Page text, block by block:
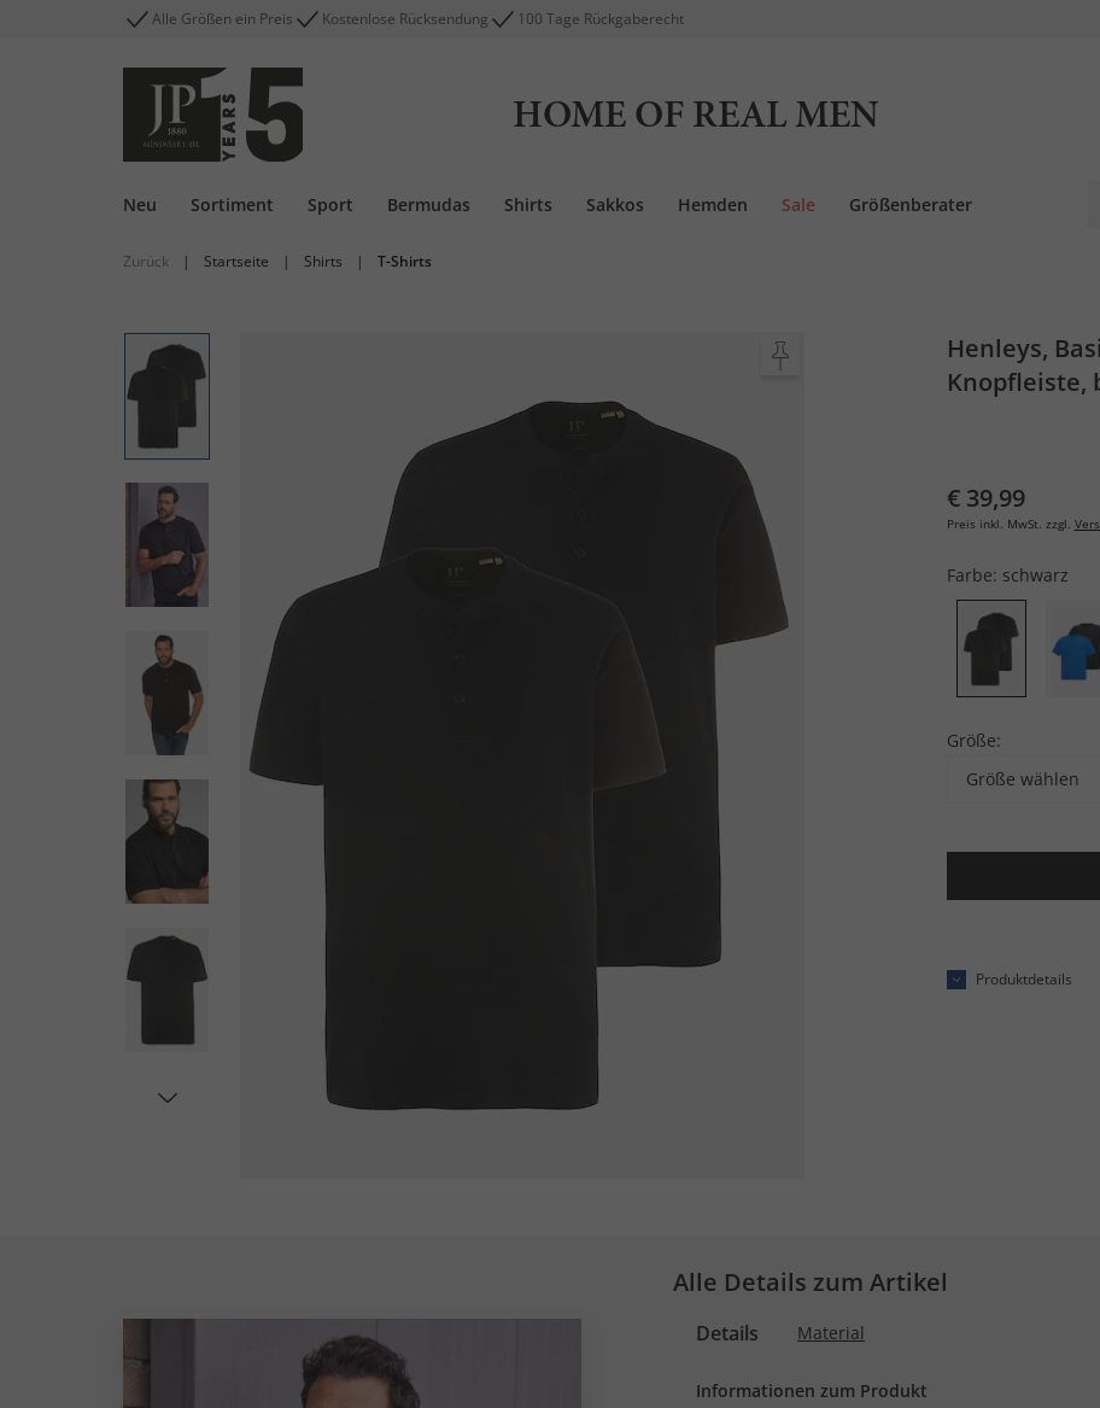
Alle Größen ein Preis Kostenlose Rücksendung 100 Tage Rückgaberecht
HOME OF REAL MEN
Neu Sortiment Sport Bermudas Shirts Sakkos Hemden Sale Größenberater
Zurück | Startseite | Shirts | T-Shirts
Henleys,
Knopfleiste,
€ 39,99
Preis inkl. MwSt. zzgl.
Farbe: schwarz
Größe:
Größe wählen
Produktdetails
Alle Details zum Artikel
Details Material
Informationen zum Produkt